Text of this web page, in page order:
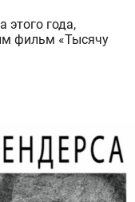
года,
фильм «Тысячу